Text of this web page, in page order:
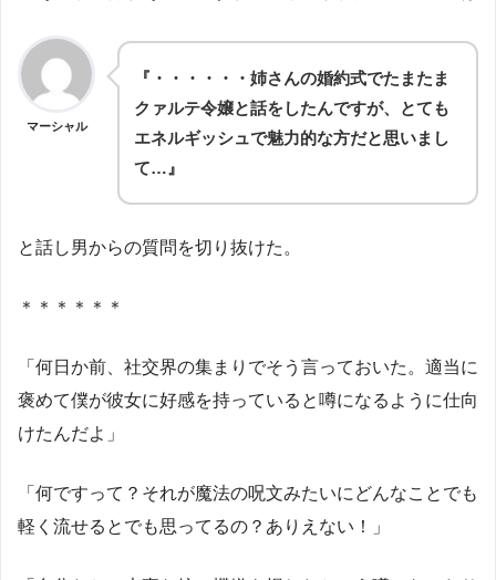
マーシャル
『・・・・・・姉さんの婚約式でたまたま
クァルテ令嬢と話をしたんですが、とても
エネルギッシュで魅力的な方だと思いまし
て…』
と話し男からの質問を切り抜けた。
＊＊＊＊＊＊
「何日か前、社交界の集まりでそう言っておいた。適当に
褒めて僕が彼女に好感を持っていると噂になるように仕向
けたんだよ」
「何ですって？それが魔法の呪文みたいにどんなことでも
軽く流せるとでも思ってるの？ありえない！」